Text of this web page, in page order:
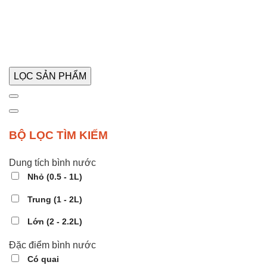
LỌC SẢN PHẨM
BỘ LỌC TÌM KIẾM
Dung tích bình nước
Nhỏ (0.5 - 1L)
Trung (1 - 2L)
Lớn (2 - 2.2L)
Đặc điểm bình nước
Có quai